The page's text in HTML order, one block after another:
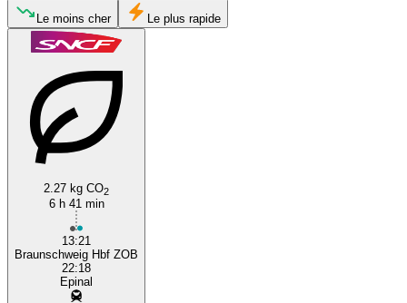
Épinal
Le moins cher Le plus rapide
2.27 kg CO2
6 h 41 min
13:21
Braunschweig Hbf ZOB
22:18
Epinal